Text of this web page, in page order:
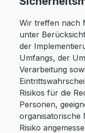
Wir treffen nach
unter
der
Umfangs, der
Verarbeitung
Risikos für die
Personen,
organisatorische
Risiko